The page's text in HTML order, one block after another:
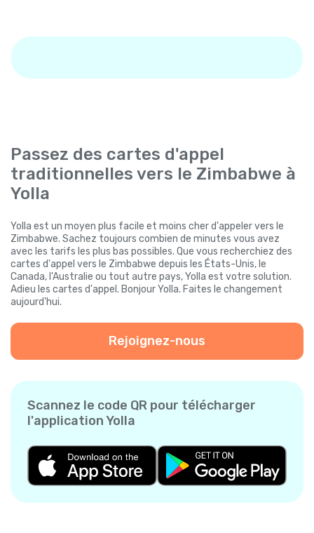
Passez des cartes d'appel
traditionnelles vers le Zimbabwe à
Yolla
Yolla est un moyen plus facile et moins cher d'appeler vers le
Zimbabwe. Sachez toujours combien de minutes vous avez
avec les tarifs les plus bas possibles. Que vous recherchiez des
cartes d'appel vers le Zimbabwe depuis les États-Unis, le
Canada, l'Australie ou tout autre pays, Yolla est votre solution.
Adieu les cartes d'appel. Bonjour Yolla. Faites le changement
aujourd'hui.
Rejoignez-nous
Scannez le code QR pour télécharger
l'application Yolla